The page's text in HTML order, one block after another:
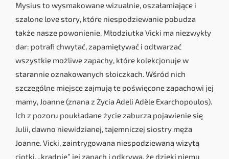
Mysius to wysmakowane wizualnie, oszałamiające i
szalone love story, które niespodziewanie pobudza
także nasze powonienie. Młodziutka Vicki ma niezwykły
dar: potrafi chwytać, zapamiętywać i odtwarzać
wszystkie możliwe zapachy, które kolekcjonuje w
starannie oznakowanych słoiczkach. Wśród nich
szczególne miejsce zajmują te poświęcone zapachowi jej
mamy, Joanne (znana z Życia Adeli Adèle Exarchopoulos).
Ich z pozoru poukładane życie zaburza pojawienie się
Julii, dawno niewidzianej, tajemniczej siostry męża
Joanne. Vicki, zaintrygowana niespodziewaną wizytą
ciotki, „kradnie” jej zapach i odkrywa, że dzięki niemu